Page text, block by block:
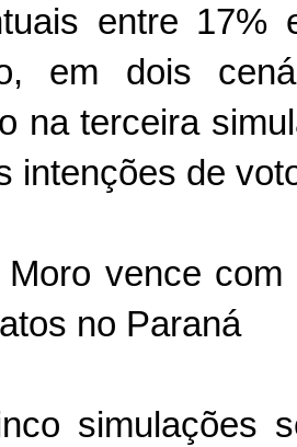
entre 17%
em dois
na terceira
intenções de
Moro vence
no Paraná
simulações